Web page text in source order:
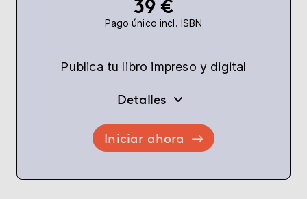
39 €
Pago único incl. ISBN
Publica tu libro impreso y digital
Detalles
Iniciar ahora